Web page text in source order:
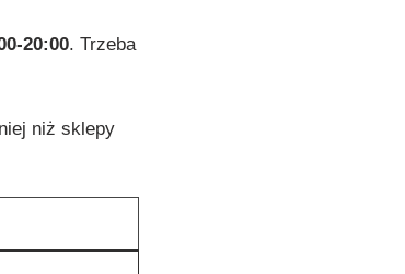
20:00. Trzeba
niż sklepy